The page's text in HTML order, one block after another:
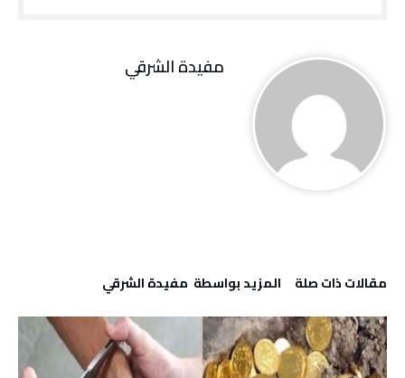
مفيدة الشرقي
‫مقالات ذات صلة‬ ‫‫المزيد بواسطة‬ ‬ مفيدة الشرقي